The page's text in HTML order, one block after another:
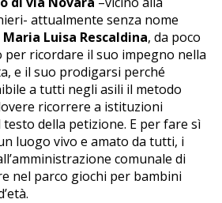
attualmente senza nome
Luisa Rescaldina, da poco
per ricordare il suo impegno nella
e il suo prodigarsi perché
a tutti negli asili il metodo
ricorrere a istituzioni
della petizione. E per fare sì
luogo vivo e amato da tutti, i
comunale di
nel parco giochi per bambini